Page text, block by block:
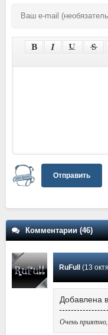
Отправить
Комментарии (46)
RuFull(13
Добавлена
Очень